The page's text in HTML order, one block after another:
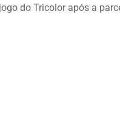
do Tricolor após a